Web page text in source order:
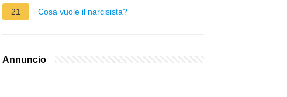
21 Cosa vuole il narcisista?
Annuncio